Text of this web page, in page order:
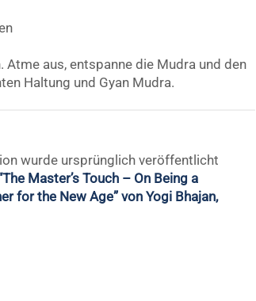
Atme aus, entspanne die Mudra und den
Haltung und Gyan Mudra.
for the New Age” von Yogi Bhajan,